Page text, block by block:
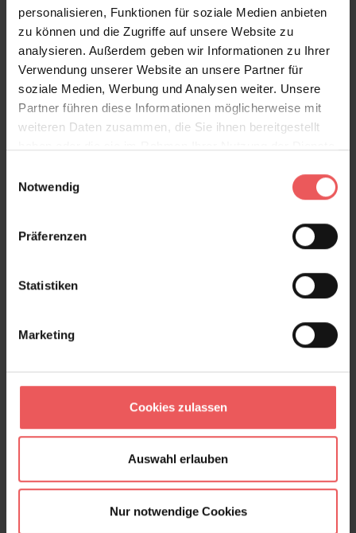
personalisieren, Funktionen für soziale Medien anbieten
zu können und die Zugriffe auf unsere Website zu
analysieren. Außerdem geben wir Informationen zu Ihrer
Verwendung unserer Website an unsere Partner für
soziale Medien, Werbung und Analysen weiter. Unsere
Partner führen diese Informationen möglicherweise mit
weiteren Daten zusammen, die Sie ihnen bereitgestellt
Notwendig
Präferenzen
Statistiken
Marketing
Cookies zulassen
Auswahl erlauben
Nur notwendige Cookies
146,00 €